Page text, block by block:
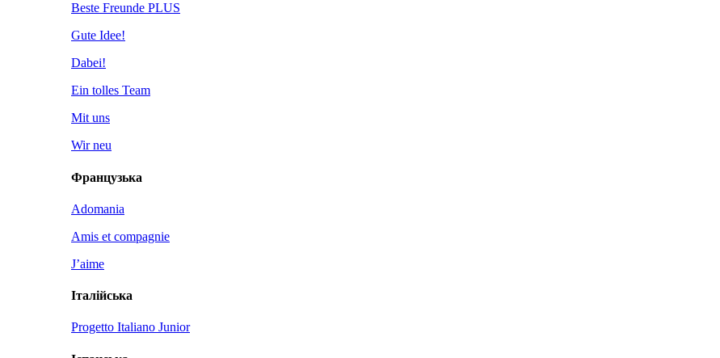
Beste Freunde PLUS
Gute Idee!
Dabei!
Ein tolles Team
Mit uns
Wir neu
Французька
Adomania
Amis et compagnie
J’aime
Італійська
Progetto Italiano Junior